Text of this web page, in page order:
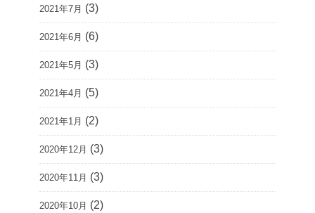
2021年7月 (3)
2021年6月 (6)
2021年5月 (3)
2021年4月 (5)
2021年1月 (2)
2020年12月 (3)
2020年11月 (3)
2020年10月 (2)